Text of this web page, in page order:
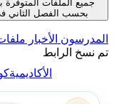
جميع الملفات
بحسب الفصل الثاني في
المدرسون الأخبار
تم نسخ الرابط
الأكاديمية